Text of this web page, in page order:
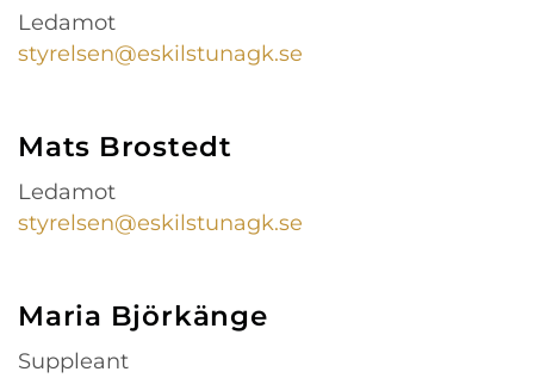
Ledamot
styrelsen@eskilstunagk.se
Mats Brostedt
Ledamot
styrelsen@eskilstunagk.se
Maria Björkänge
Suppleant